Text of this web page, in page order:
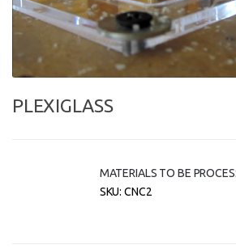
PLEXIGLASS
MATERIALS TO BE
SKU:CNC2